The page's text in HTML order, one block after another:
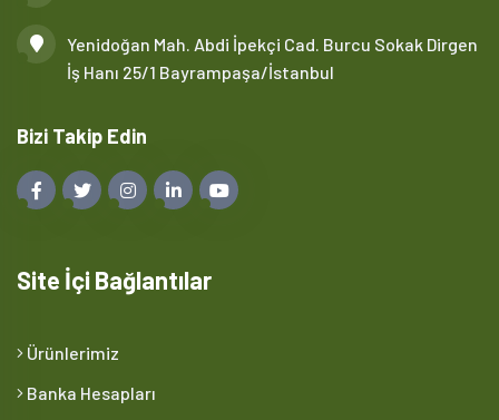
Yenidoğan Mah. Abdi İpekçi Cad. Burcu Sokak Dirgen
İş Hanı 25/1 Bayrampaşa/İstanbul
Bizi Takip Edin
Site İçi Bağlantılar
Ürünlerimiz
Banka Hesapları